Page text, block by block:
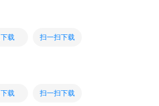
下载 扫一扫下载
下载 扫一扫下载